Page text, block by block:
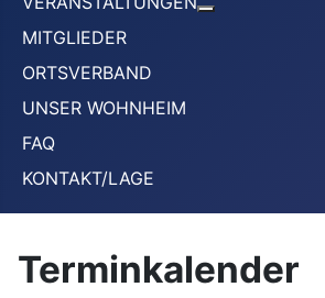
MITGLIEDER
ORTSVERBAND
UNSER WOHNHEIM
FAQ
KONTAKT/LAGE
Terminkalender